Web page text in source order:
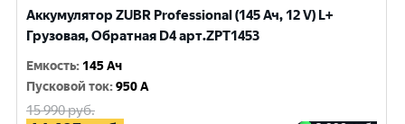
Аккумулятор ZUBR Professional (145 Ач, 12 V) L+
Грузовая, Обратная D4 арт.ZPT1453
Емкость: 145 Ач
Пусковой ток:950 A
15 990руб.